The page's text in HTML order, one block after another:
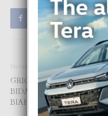
Previous article
GRICEL TA DISFRUTA SU
BIDA CANTANDO Y
BIAHANDO